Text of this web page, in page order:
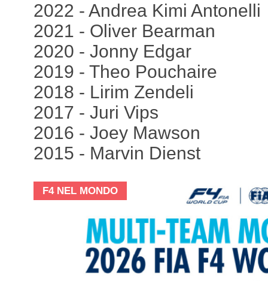
2022 - Andrea Kimi Antonelli
2021 - Oliver Bearman
2020 - Jonny Edgar
2019 - Theo Pouchaire
2018 - Lirim Zendeli
2017 - Juri Vips
2016 - Joey Mawson
2015 - Marvin Dienst
F4 NEL MONDO